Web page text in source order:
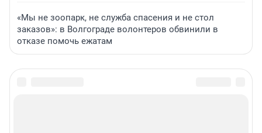
«Мы не зоопарк, не служба спасения и не стол
заказов»: в Волгограде волонтеров обвинили в
отказе помочь ежатам